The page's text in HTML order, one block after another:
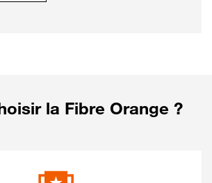
la Fibre Orange ?